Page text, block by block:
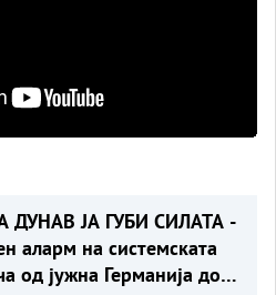
ДУНАВ ЈА ГУБИ СИЛАТА -
аларм на системската
од јужна Германија до